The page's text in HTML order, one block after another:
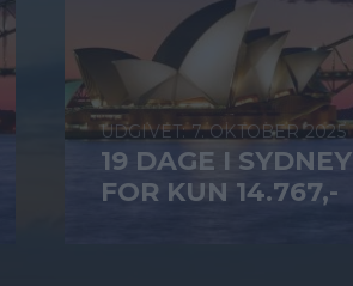
7. OKTOBER 2025
19 DAGE I SYDNEY
FOR KUN 14.767,-